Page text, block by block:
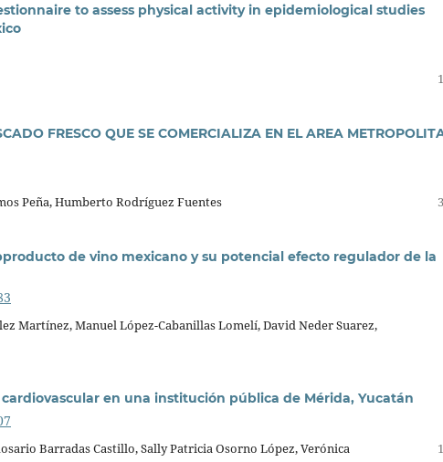
to assess physical activity in epidemiological studies
FRESCO QUE SE COMERCIALIZA EN EL AREA
Peña, Humberto Rodríguez Fuentes
de vino mexicano y su potencial efecto regulador de la
Martínez, Manuel López-Cabanillas Lomelí, David Neder Suarez,
en una institución pública de Mérida, Yucatán
Barradas Castillo, Sally Patricia Osorno López, Verónica